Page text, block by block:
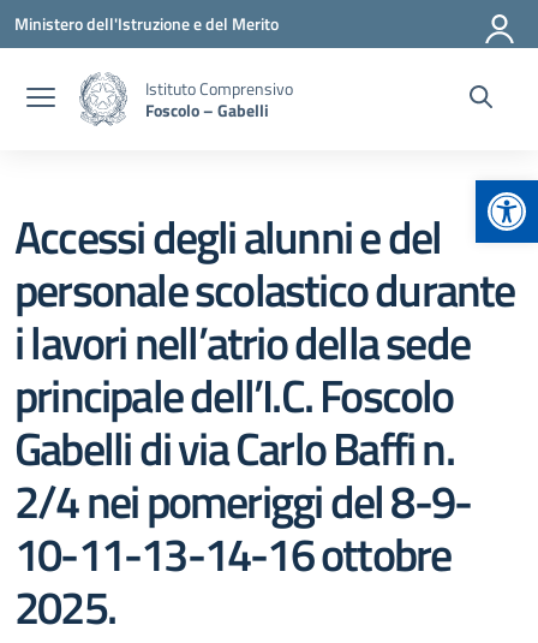
Vai ai contenuti
Vai al menu di navigazione
Vai al footer
Ministero dell'Istruzione e del Merito
Istituto Comprensivo
Foscolo – Gabelli
Accessi degli alunni e del
personale scolastico durante
i lavori nell’atrio della sede
principale dell’I.C. Foscolo
Gabelli di via Carlo Baffi n.
2/4 nei pomeriggi del 8-9-
10-11-13-14-16 ottobre
2025.